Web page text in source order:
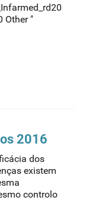
Other "
2016
dos
existem
controlo